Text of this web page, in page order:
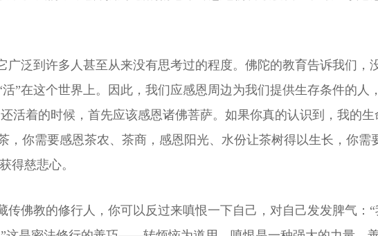
广泛到许多人甚至从来没有思考过的程度。佛陀的教育告诉我们，
”在这个世界上。因此，我们应感恩周边为我们提供生存条件的人
活着的时候，首先应该感恩诸佛菩萨。如果你真的认识到，我的
你需要感恩茶农、茶商，感恩阳光、水份让茶树得以生长，你需
得慈悲心。
佛教的修行人，你可以反过来嗔恨一下自己，对自己发发脾气：